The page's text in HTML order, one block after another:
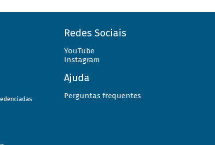
Redes Sociais
YouTube
Instagram
Ajuda
Perguntas frequentes